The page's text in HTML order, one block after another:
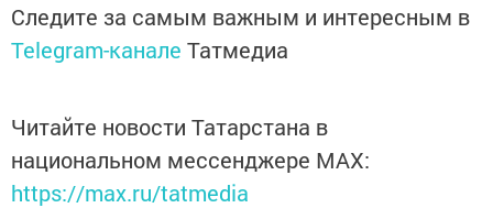
Следите за самым важным и интересным в
Telegram-канале Татмедиа
Читайте новости Татарстана в
национальном мессенджере MАХ:
https://max.ru/tatmedia